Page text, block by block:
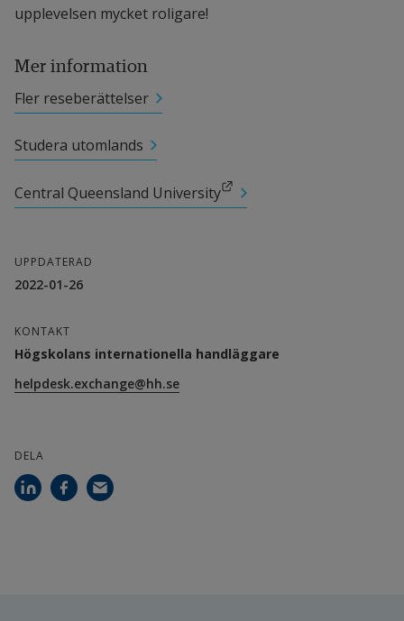
upplevelsen mycket roligare!
Mer information
Fler reseberättelser
Studera utomlands
Central Queensland University
Länk till annan webbplats.
UPPDATERAD
2022-01-26
KONTAKT
Högskolans internationella handläggare
helpdesk.exchange@hh.se
DELA